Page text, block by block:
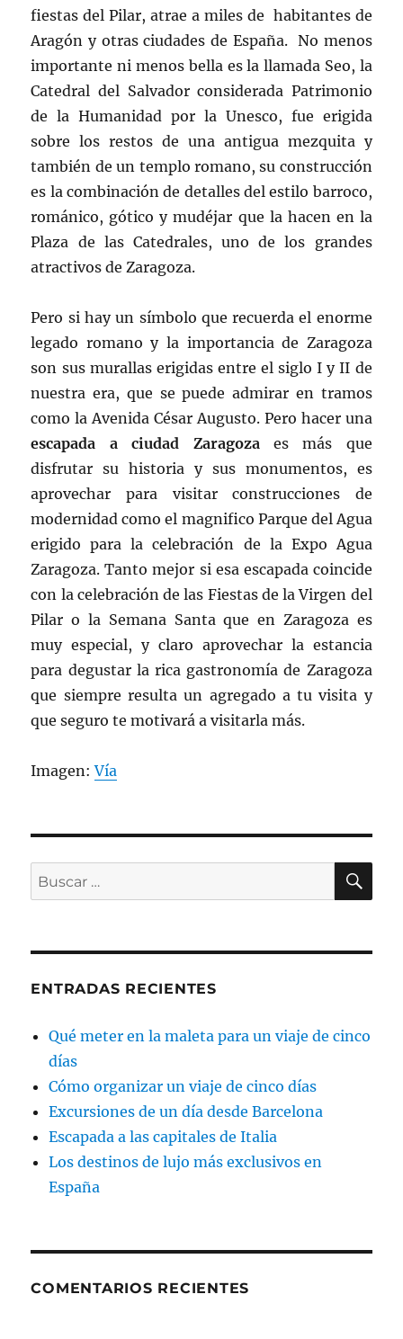
fiestas del Pilar, atrae a miles de habitantes de
Aragón y otras ciudades de España. No menos
importante ni menos bella es la llamada Seo, la
Catedral del Salvador considerada Patrimonio
de la Humanidad por la Unesco, fue erigida
sobre los restos de una antigua mezquita y
también de un templo romano, su construcción
es la combinación de detalles del estilo barroco,
románico, gótico y mudéjar que la hacen en la
Plaza de las Catedrales, uno de los grandes
atractivos de Zaragoza.
Pero si hay un símbolo que recuerda el enorme
legado romano y la importancia de Zaragoza
son sus murallas erigidas entre el siglo I y II de
nuestra era, que se puede admirar en tramos
como la Avenida César Augusto. Pero hacer una
escapada a ciudad Zaragoza es más que
disfrutar su historia y sus monumentos, es
aprovechar para visitar construcciones de
modernidad como el magnifico Parque del Agua
erigido para la celebración de la Expo Agua
Zaragoza. Tanto mejor si esa escapada coincide
con la celebración de las Fiestas de la Virgen del
Pilar o la Semana Santa que en Zaragoza es
muy especial, y claro aprovechar la estancia
para degustar la rica gastronomía de Zaragoza
que siempre resulta un agregado a tu visita y
que seguro te motivará a visitarla más.
Imagen:Vía
Buscar
por:
ENTRADAS RECIENTES
Qué meter en la maleta para un viaje de cinco
días
Cómo organizar un viaje de cinco días
Excursiones de un día desde Barcelona
Escapada a las capitales de Italia
Los destinos de lujo más exclusivos en
España
COMENTARIOS RECIENTES